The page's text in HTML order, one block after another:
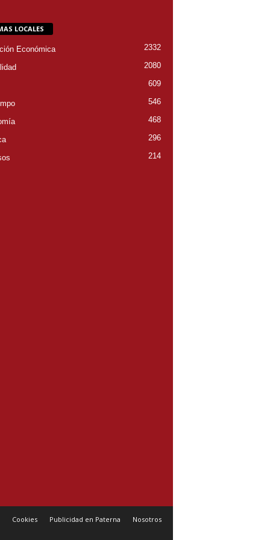
LOCALES
Económica 2332
2080
609
546
468
296
214
Cookies Publicidad en Paterna Nosotros